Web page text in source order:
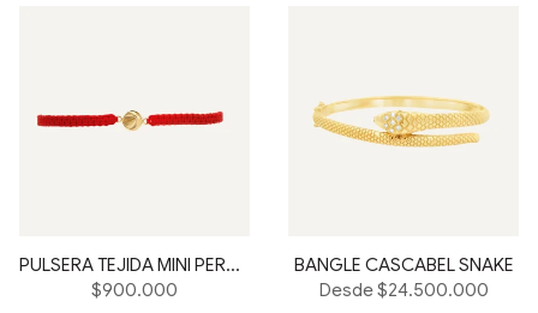
PULSERA TEJIDA MINI PERSONAL CIRCLE
Precio
$900.000
BANGLE CASCABEL SNAKE
Desde $24.500.000